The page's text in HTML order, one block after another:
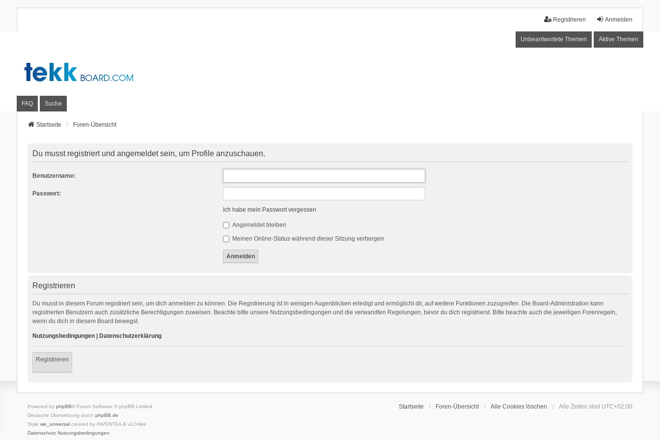
Anmelden
Registrieren
Unbeantwortete Themen Aktive Themen
FAQ Suche
Startseite Foren-Übersicht
Du musst registriert und angemeldet sein, um Profile anzuschauen.
Benutzername:
Passwort:
Ich habe mein Passwort vergessen
Angemeldet bleiben
Meinen Online-Status während dieser Sitzung verbergen
Registrieren
Du musst in diesem Forum registriert sein, um dich anmelden zu können. Die Registrierung ist in wenigen Augenblicken erledigt und ermöglicht dir, auf weitere Funktionen zuzugreifen. Die Board-Administration kann
registrierten Benutzern auch zusätzliche Berechtigungen zuweisen. Beachte bitte unsere Nutzungsbedingungen und die verwandten Regelungen, bevor du dich registrierst. Bitte beachte auch die jeweiligen Forenregeln,
wenn du dich in diesem Board bewegst.
Nutzungsbedingungen| Datenschutzerklärung
Registrieren
Startseite Foren-Übersicht Alle Cookies löschen Alle Zeiten sind UTC+02:00
Powered by phpBB® Forum Software © phpBB Limited
Deutsche Übersetzung durch phpBB.de
Style we_universal created by INVENTEA & v12mike
Datenschutz Nutzungsbedingungen